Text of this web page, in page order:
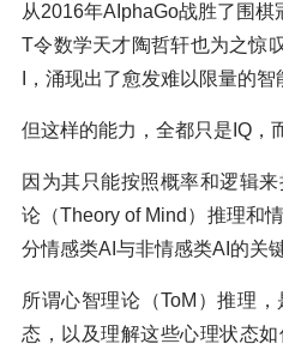
从2016年AIphaGo战胜了围
T令数学天才陶哲轩也为之惊
I，涌现出了愈发难以限量的智
但这样的能力，全都只是IQ，
因为其只能按照概率和逻辑
论（Theory of Mind）推理和
分情感类AI与非情感类AI的关键
所谓心智理论（ToM）推理
态，以及理解这些心理状态